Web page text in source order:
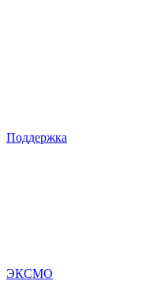
Поддержка
ЭКСМО